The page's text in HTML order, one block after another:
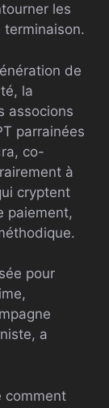
les
de
la
associons
parrainées
co-
à
cryptent
paiement,
pour
a
comment